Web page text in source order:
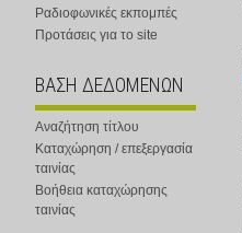
Ραδιοφωνικές εκπομπές
Προτάσεις για το site
ΒΑΣΗ ΔΕΔΟΜΕΝΩΝ
Αναζήτηση τίτλου
Καταχώρηση / επεξεργασία
ταινίας
Βοήθεια καταχώρησης
ταινίας